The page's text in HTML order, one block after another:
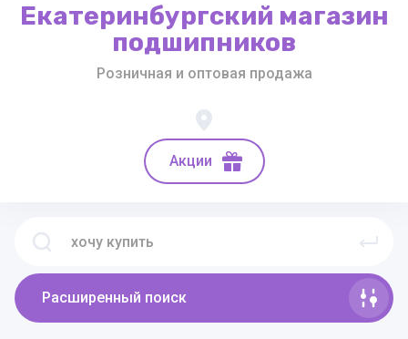
Екатеринбургский магазин
подшипников
Розничная и оптовая продажа
Акции
Расширенный поиск